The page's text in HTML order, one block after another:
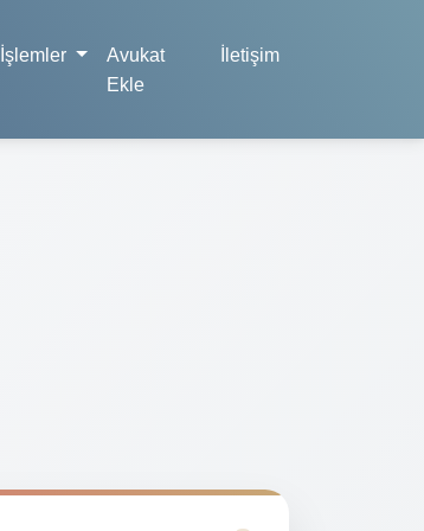
İşlemler
Avukat
Ekle
İletişim